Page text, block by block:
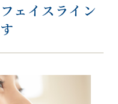
フェイスライン